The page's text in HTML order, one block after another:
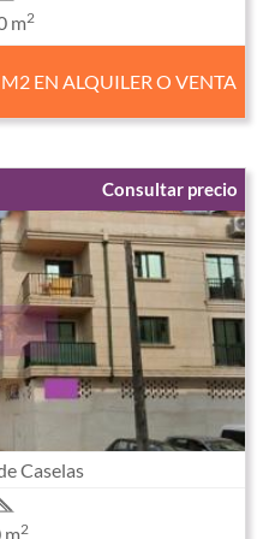
m2
EN ALQUILER O VENTA
Consultar precio
Caselas
m2